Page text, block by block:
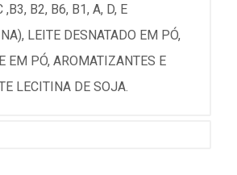
B2, B6, B1, A, D, E
LEITE DESNATADO EM PÓ,
EM PÓ, AROMATIZANTES E
LECITINA DE SOJA.